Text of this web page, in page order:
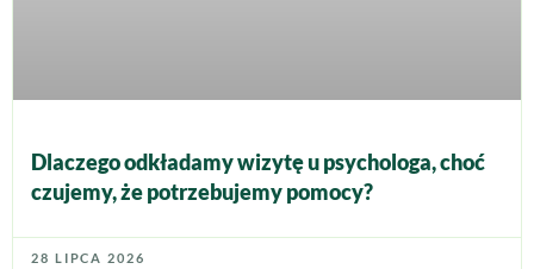
Dlaczego odkładamy wizytę u psychologa, choć
czujemy, że potrzebujemy pomocy?
28 LIPCA 2026